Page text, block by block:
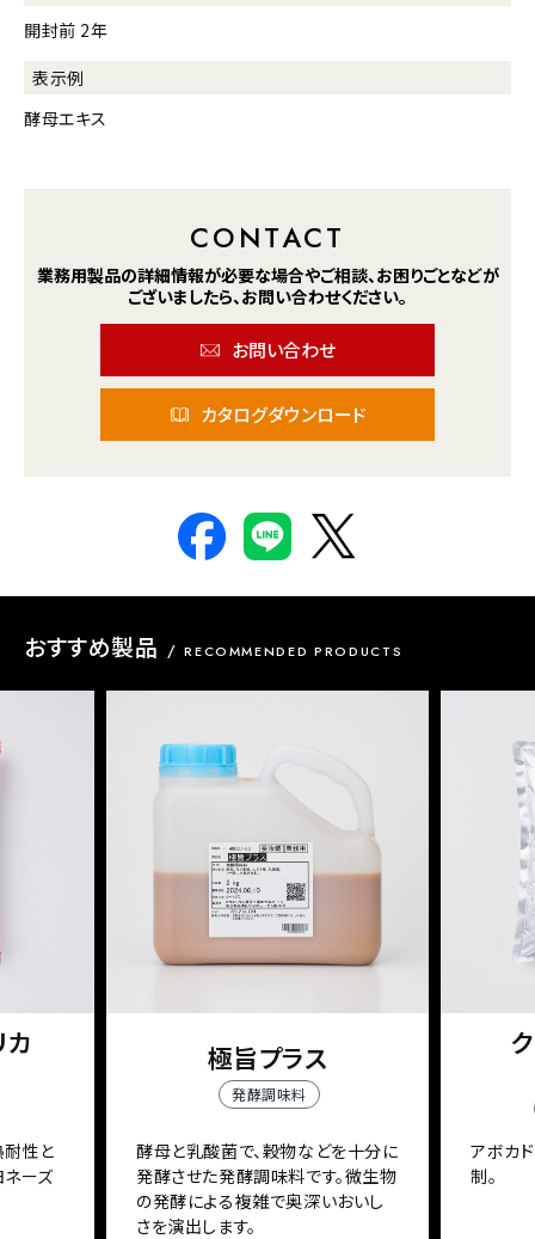
開封前 2年
表示例
酵母エキス
CONTACT
業務用製品の詳細情報が必要な場合やご相談、お困りごとなどが
ございましたら、お問い合わせください。
お問い合わせ
カタログダウンロード
おすすめ製品 RECOMMENDED PRODUCTS
カ
性と
ーズ
極旨プラス
発酵調味料
酵母と乳酸菌で、穀物などを十分に
発酵させた発酵調味料です。微生物
の発酵による複雑で奥深いおいし
さを演出します。
アボカ
制。